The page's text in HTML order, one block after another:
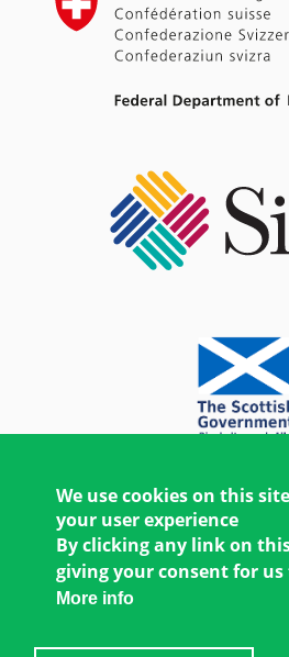
We use cookies on this
your user experience
By clicking any link on
giving your consent for us
More info